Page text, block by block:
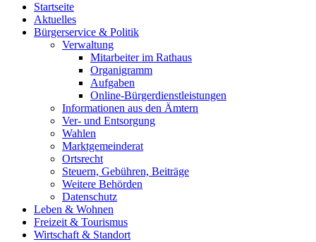
Startseite
Aktuelles
Bürgerservice & Politik
Verwaltung
Mitarbeiter im Rathaus
Organigramm
Aufgaben
Online-Bürgerdienstleistungen
Informationen aus den Ämtern
Ver- und Entsorgung
Wahlen
Marktgemeinderat
Ortsrecht
Steuern, Gebühren, Beiträge
Weitere Behörden
Datenschutz
Leben & Wohnen
Freizeit & Tourismus
Wirtschaft & Standort